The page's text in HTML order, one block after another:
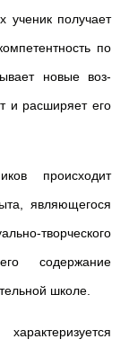
ученик получает
по
новые воз­
и расширяет его
происходит
являющегося
творческого
содержание
школе.